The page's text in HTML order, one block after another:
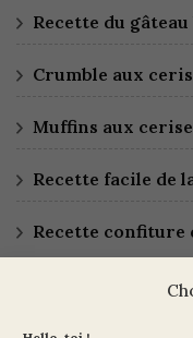
Recette du
Crumble aux
Muffins aux
Recette facile de
Recette confiture